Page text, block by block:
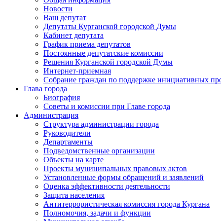
Новости
Ваш депутат
Депутаты Курганской городской Думы
Кабинет депутата
График приема депутатов
Постоянные депутатские комиссии
Решения Курганской городской Думы
Интернет-приемная
Собрание граждан по поддержке инициативных
Глава города
Биография
Советы и комиссии при Главе города
Администрация
Структура администрации города
Руководители
Департаменты
Подведомственные организации
Объекты на карте
Проекты муниципальных правовых актов
Установленные формы обращений и заявлений
Оценка эффективности деятельности
Защита населения
Антитеррористическая комиссия города Кургана
Полномочия, задачи и функции